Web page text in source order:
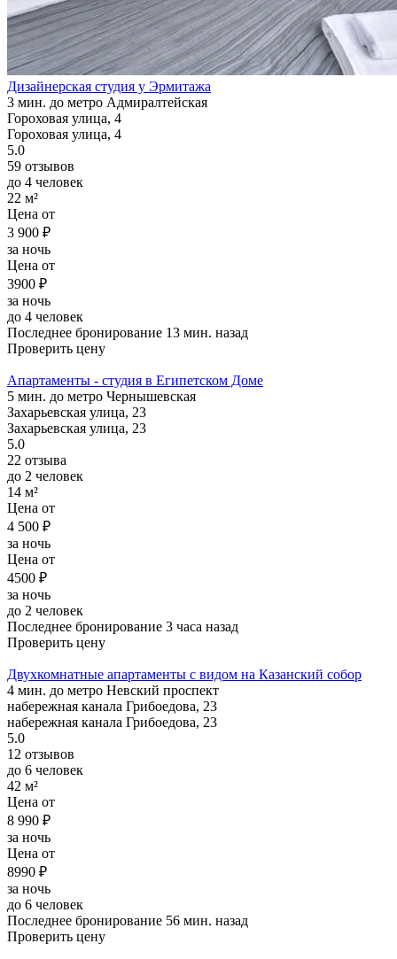
Дизайнерская студия у Эрмитажа
3 мин. до метро Адмиралтейская
Гороховая улица, 4
Гороховая улица, 4
5.0
59 отзывов
до 4 человек
22 м²
Цена от
3 900 ₽
за ночь
Цена от
3900 ₽
за ночь
до 4 человек
Последнее бронирование 13 мин. назад
Проверить цену
Апартаменты - студия в Египетском Доме
5 мин. до метро Чернышевская
Захарьевская улица, 23
Захарьевская улица, 23
5.0
22 отзыва
до 2 человек
14 м²
Цена от
4 500 ₽
за ночь
Цена от
4500 ₽
за ночь
до 2 человек
Последнее бронирование 3 часа назад
Проверить цену
Двухкомнатные апартаменты с видом на Казанский собор
4 мин. до метро Невский проспект
набережная канала Грибоедова, 23
набережная канала Грибоедова, 23
5.0
12 отзывов
до 6 человек
42 м²
Цена от
8 990 ₽
за ночь
Цена от
8990 ₽
за ночь
до 6 человек
Последнее бронирование 56 мин. назад
Проверить цену